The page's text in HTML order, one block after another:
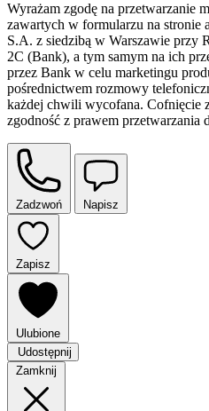
Wyrażam zgodę na przetwarzanie
zawartych w formularzu na stronie
S.A. z siedzibą w Warszawie przy
2C (Bank), a tym samym na ich
przez Bank w celu marketingu
pośrednictwem rozmowy
każdej chwili wycofana. Cofnięcie
zgodność z prawem przetwarzania
Zadzwoń Napisz
Zapisz
Ulubione
Udostępnij
Zamknij